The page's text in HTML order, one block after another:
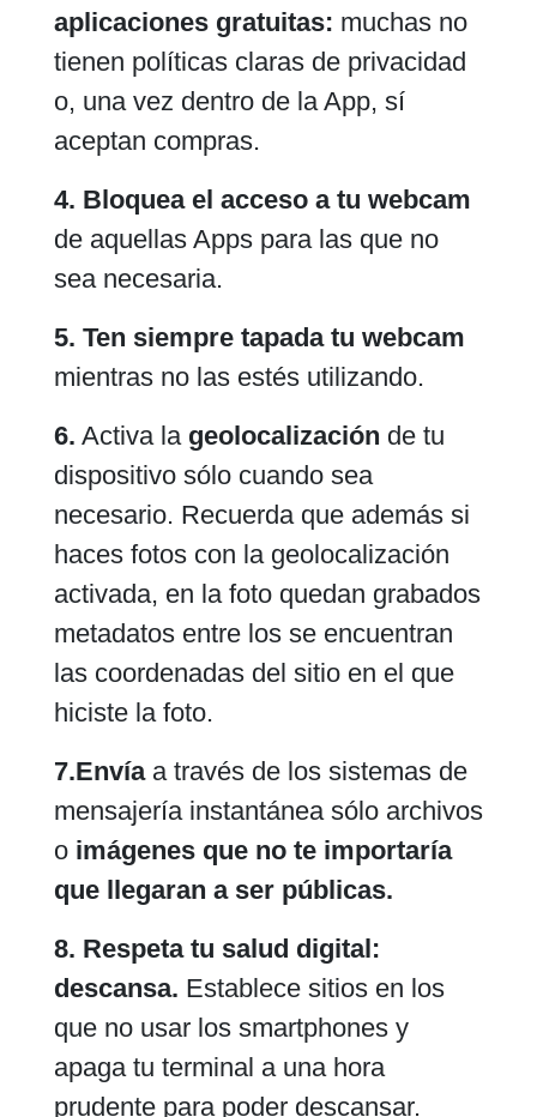
aplicaciones gratuitas: muchas no
tienen políticas claras de privacidad
o, una vez dentro de la App, sí
aceptan compras.
4. Bloquea el acceso a tu webcam
de aquellas Apps para las que no
sea necesaria.
5. Ten siempre tapada tu webcam
mientras no las estés utilizando.
6. Activa la geolocalización de tu
dispositivo sólo cuando sea
necesario. Recuerda que además si
haces fotos con la geolocalización
activada, en la foto quedan grabados
metadatos entre los se encuentran
las coordenadas del sitio en el que
hiciste la foto.
7.Envía a través de los sistemas de
mensajería instantánea sólo archivos
o imágenes que no te importaría
que llegaran a ser públicas.
8. Respeta tu salud digital:
descansa. Establece sitios en los
que no usar los smartphones y
apaga tu terminal a una hora
prudente para poder descansar.